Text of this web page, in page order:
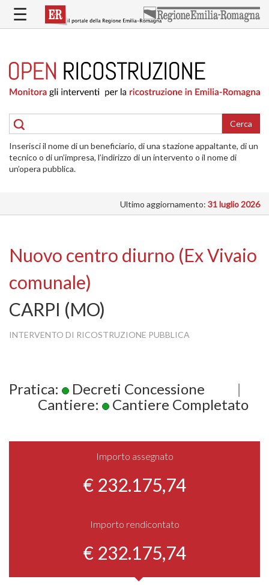
contenuto
RICOSTRUZIONE
PUBBLICA
DELLE
ABITAZIONI
RICOSTRUZIONE
ATTIVITÀ
INTERVENTI
SI
☰
Cerca
Inserisci il nome di un beneficiario, di una stazione appaltante, di un
tecnico o di un’impresa, l’indirizzo di un intervento o il nome di
un’opera pubblica.
Ultimo aggiornamento: 31 luglio 2026
Nuovo centro diurno (Ex Vivaio
comunale)
CARPI (MO)
INTERVENTO DI RICOSTRUZIONE PUBBLICA
Pratica: Decreti Concessione
|
Cantiere:
Cantiere Completato
Importo assegnato
€ 232.175,74
Importo rendicontato
€ 232.175,74